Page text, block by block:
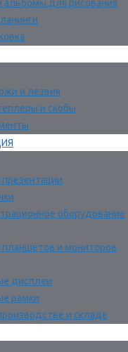
альбомы для рисования
и лезвия
и скобы
оборудование
планшетов и мониторов
дисплеи
рамки
и складе